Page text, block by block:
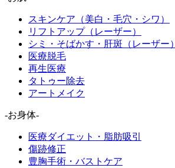
スキンケア（美白・毛穴・シワ）
リフトアップ（レーザー）
シミ・そばかす・肝斑（レーザー）
医療脱毛
再生医療
タトゥー除去
アートメイク
-お身体-
医療ダイエット・脂肪吸引
傷跡修正
豊胸手術・バストケア